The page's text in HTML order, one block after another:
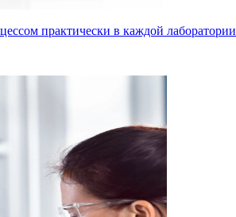
практически в каждой лаборатории